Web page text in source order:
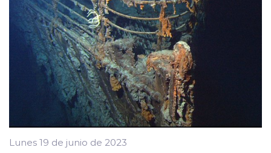
Lunes 19 de junio de 2023